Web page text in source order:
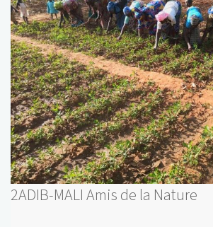
2ADIB-MALI Amis de la Nature